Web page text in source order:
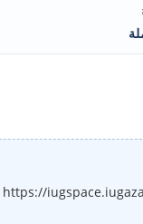
https://